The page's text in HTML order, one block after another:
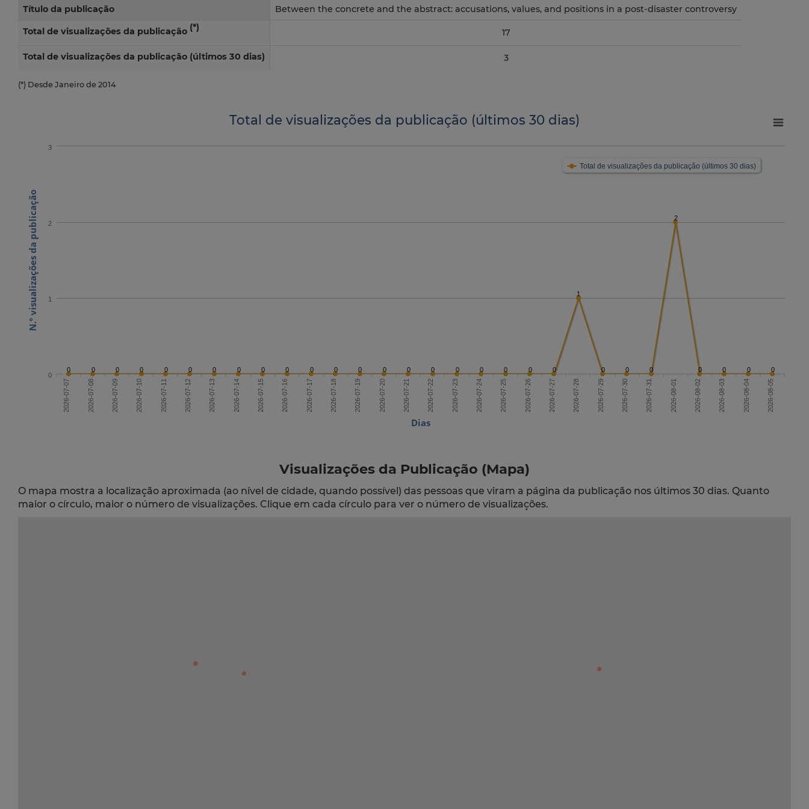
Título da publicação Between the concrete and the abstract: accusations, values, and positions in a post-disaster controversy
Total de visualizações da publicação (*)
17
Total de visualizações da publicação (últimos 30 dias) 3
(*) Desde Janeiro de 2014
Dias
N.º visualizações da publicação
Total de visualizações da publicação (últimos 30 dias)
0 0 0 0 0 0 0 0 0 0 0 0 0 0 0 0 0 0 0 0 0
1
0 0 0
2
0 0 0 0
Total de visualizações da publicação (últimos 30 dias)
2026-07-07 2026-07-08 2026-07-09 2026-07-10 2026-07-11 2026-07-12 2026-07-13 2026-07-14 2026-07-15 2026-07-16 2026-07-17 2026-07-18 2026-07-19 2026-07-20 2026-07-21 2026-07-22 2026-07-23 2026-07-24 2026-07-25 2026-07-26 2026-07-27 2026-07-28 2026-07-29 2026-07-30 2026-07-31 2026-08-01 2026-08-02 2026-08-03 2026-08-04 2026-08-05
0
1
2
3
Visualizações da Publicação (Mapa)
O mapa mostra a localização aproximada (ao nível de cidade, quando possível) das pessoas que viram a página da publicação nos últimos 30 dias. Quanto
maior o círculo, maior o número de visualizações. Clique em cada círculo para ver o número de visualizações.